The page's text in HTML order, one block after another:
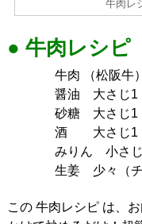
牛肉レ
● 牛肉レシ
牛肉 （松阪牛
醤油 大さじ1
砂糖 大さじ1
酒 大さじ1
みりん 小さ
生姜 少々（
この 牛肉レシピ は、